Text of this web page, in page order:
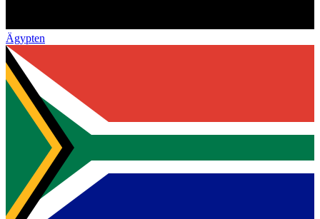
Ägypten